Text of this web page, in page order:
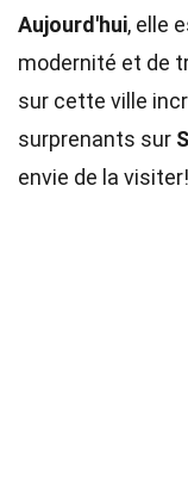
Aujourd'hui, elle
modernité et de
sur cette ville
surprenants sur
envie de la visiter!